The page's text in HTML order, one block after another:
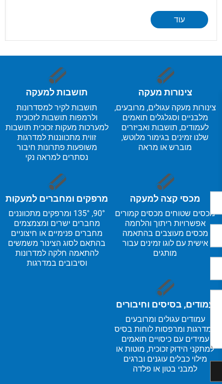
עוד
צינורות מעקה
צינורות מעקה עגולים, מרובעים,
מלבניים וסגלגלים תואמים
לעמודים, תושבות ואביזרים
שלנו זמינים בגימור מלוטש,
מוברש או מראה
תושבות למעקה
תושבות לקיר למסדרונות
ולרמפות תושבות לזכוכית
למערכות מעקות זכוכית תושבות
זווית מתכווננות למדרגות
משופעות פתרונות חיבור
נסתרים למראה נקי
מכסי קצה למעקה
מכסים שטוחים מכסים קמורים
אפשרויות ריתוך והלחמה
מכסים מעוצבים בהתאמה
אישית עם לוגו זמינים עבור
מותגים
מרפקים ומחברים למעקות
90°, 135° ומרפקים מתכווננים
מחברים ישרים ומצמצמים
מחברים פנימיים או חיצוניים
בהתאם לסוג הצינור משמשים
להתאמה חלקה למדרונות
וסיבובים במדרגות
עמודים, בסיסים וחיבורים
עמודים עגולים ומרובעים
למדרגות ומרפסות לוחות בסיס
עמידים עם כיסויים תואמים
למתקני הידוק זכוכית, מוטות או
מילוי כבלים עוגנים וברגים
למבני בטון או פלדה